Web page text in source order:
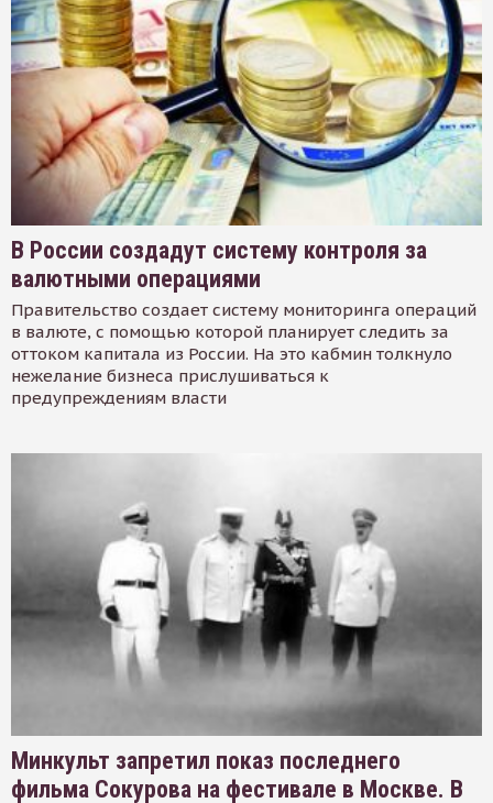
В России создадут систему контроля за
валютными операциями
Правительство создает систему мониторинга операций
в валюте, с помощью которой планирует следить за
оттоком капитала из России. На это кабмин толкнуло
нежелание бизнеса прислушиваться к
предупреждениям власти
Минкульт запретил показ последнего
фильма Сокурова на фестивале в Москве. В